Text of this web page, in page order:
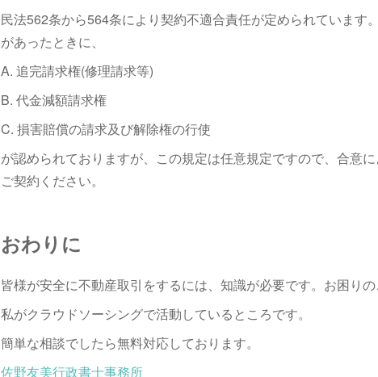
民法562条から564条により契約不適合責任が定められています
があったときに、
A. 追完請求権(修理請求等)
B. 代金減額請求権
C. 損害賠償の請求及び解除権の行使
が認められておりますが、この規定は任意規定ですので、合意
ご契約ください。
おわりに
皆様が安全に不動産取引をするには、知識が必要です。お困り
私がクラウドソーシングで活動しているところです。
簡単な相談でしたら無料対応しております。
佐野友美行政書士事務所